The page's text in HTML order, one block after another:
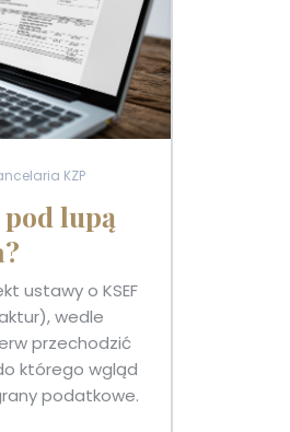
KZP
lupą
ustawy o KSEF
wedle
przechodzić
którego wgląd
podatkowe.